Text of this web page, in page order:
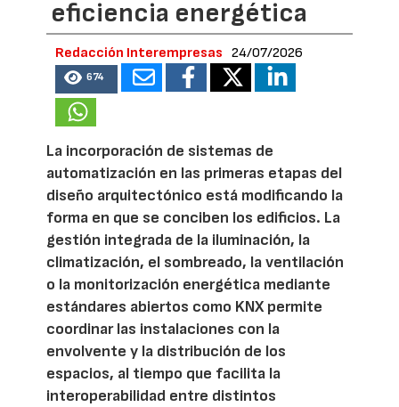
eficiencia energética
Redacción Interempresas 24/07/2026
674
La incorporación de sistemas de
automatización en las primeras etapas del
diseño arquitectónico está modificando la
forma en que se conciben los edificios. La
gestión integrada de la iluminación, la
climatización, el sombreado, la ventilación
o la monitorización energética mediante
estándares abiertos como KNX permite
coordinar las instalaciones con la
envolvente y la distribución de los
espacios, al tiempo que facilita la
interoperabilidad entre distintos